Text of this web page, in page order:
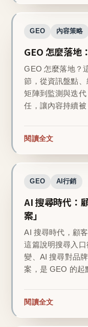
GEO 內容策略
GEO 怎麼落地
GEO 怎麼落地？
節，從資訊盤點
矩陣到監測與迭
任，讓內容持續被
閱讀全文
GEO AI行銷
AI 搜尋時代：
案」
AI 搜尋時代，顧
這篇說明搜尋入
變、AI 搜尋對品
案，是 GEO 的起
閱讀全文